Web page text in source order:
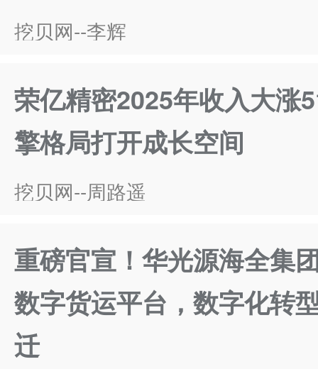
挖贝网--李辉
荣亿精密2025年收入大涨
擎格局打开成长空间
挖贝网--周路遥
重磅官宣！华光源海全集
数字货运平台，数字化转
迁